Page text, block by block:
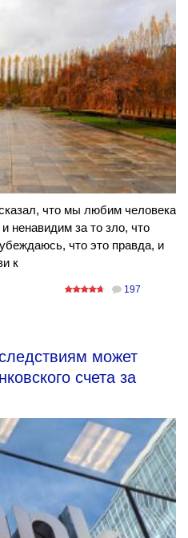
что мы любим человека
ненавидим за то зло, что
что это правда, и
к
197
может
счета за